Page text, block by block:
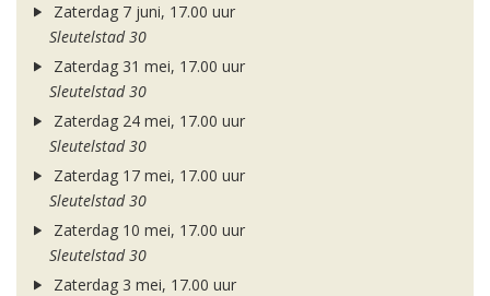
Zaterdag 7 juni, 17.00 uur
Sleutelstad 30
Zaterdag 31 mei, 17.00 uur
Sleutelstad 30
Zaterdag 24 mei, 17.00 uur
Sleutelstad 30
Zaterdag 17 mei, 17.00 uur
Sleutelstad 30
Zaterdag 10 mei, 17.00 uur
Sleutelstad 30
Zaterdag 3 mei, 17.00 uur